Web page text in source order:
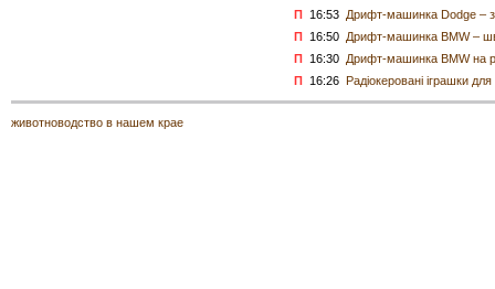
П 16:53 Дрифт-машинка Dodge –
П 16:50 Дрифт-машинка BMW –
П 16:30 Дрифт-машинка BMW на
П 16:26 Радіокеровані іграшки
животноводство в нашем крае